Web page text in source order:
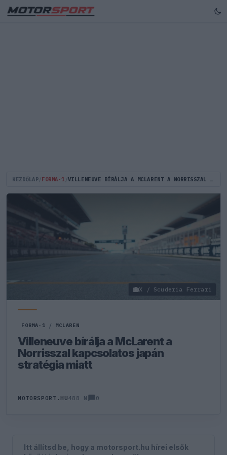
KEZDŐLAP FORMA-1 VILLENEUVE BÍRÁLJA A MCLARENT A NORRISSZAL KAPCSOLATOS JAPÁN STRATÉGIA MIATT
X / Scuderia Ferrari
FORMA-1 / MCLAREN
Villeneuve bírálja a McLarent a
Norrisszal kapcsolatos japán
stratégia miatt
MOTORSPORT.HU488 N 0
Itt állítsd be, hogy a motorsport.hu hírei elsők